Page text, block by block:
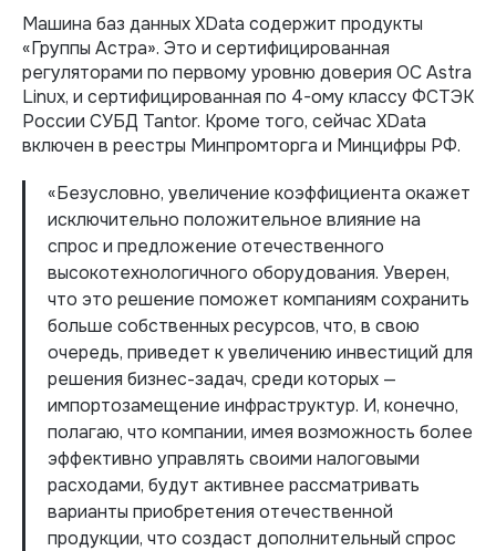
Машина баз данных XData содержит продукты
«Группы Астра». Это и сертифицированная
регуляторами по первому уровню доверия ОС Astra
Linux, и сертифицированная по 4-ому классу ФСТЭК
России СУБД Tantor. Кроме того, сейчас XData
включен в реестры Минпромторга и Минцифры РФ.
«Безусловно, увеличение коэффициента окажет
исключительно положительное влияние на
спрос и предложение отечественного
высокотехнологичного оборудования. Уверен,
что это решение поможет компаниям сохранить
больше собственных ресурсов, что, в свою
очередь, приведет к увеличению инвестиций для
решения бизнес-задач, среди которых —
импортозамещение инфраструктур. И, конечно,
полагаю, что компании, имея возможность более
эффективно управлять своими налоговыми
расходами, будут активнее рассматривать
варианты приобретения отечественной
продукции, что создаст дополнительный спрос